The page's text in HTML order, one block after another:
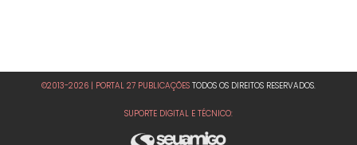
©2013-2026 | PORTAL 27 PUBLICAÇÕES TODOS OS DIREITOS RESERVADOS.
SUPORTE DIGITAL E TÉCNICO: